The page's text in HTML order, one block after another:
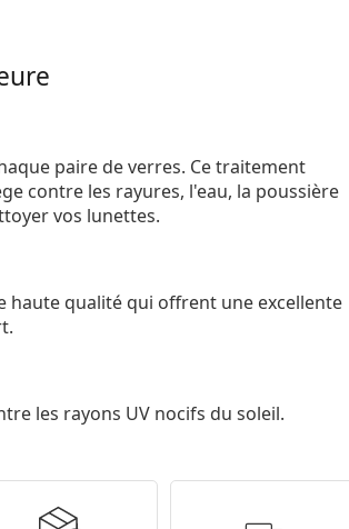
paire de verres. Ce traitement
contre les rayures, l'eau, la poussière
vos lunettes.
haute qualité qui offrent une excellente
les rayons UV nocifs du soleil.